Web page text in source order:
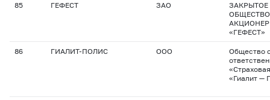
85 ГЕФЕСТ ЗАО
ОБЩЕСТВО
«ГЕФЕСТ»
86 ГИАЛИТ-ПОЛИС ООО
Общество
«Гиалит —